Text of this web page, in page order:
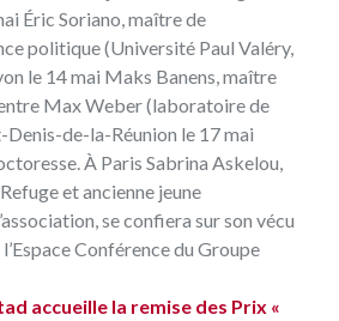
Éric Soriano, maître de
politique (Université Paul Valéry,
le 14 mai Maks Banens, maître
Max Weber (laboratoire de
Denis-de-la-Réunion le 17 mai
À Paris Sabrina Askelou,
et ancienne jeune
se confiera sur son vécu
Conférence du Groupe
accueille la remise des Prix «